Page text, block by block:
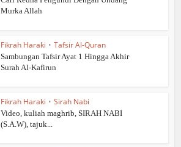
Murka Allah
Fikrah Haraki • Tafsir Al-Quran
Sambungan Tafsir Ayat 1 Hingga Akhir
Surah Al-Kafirun
Fikrah Haraki • Sirah Nabi
Video, kuliah maghrib, SIRAH NABI
(S.A.W), tajuk...